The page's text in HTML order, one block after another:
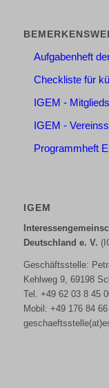
Aufgabenheft
Checkliste für
IGEM -
IGEM -
Programmheft
IGEM
Deutschland e. V.
Geschäftsstelle:
Kehlweg 9, 69198
Tel. +49 62 03 8 45
Mobil: +49 176 84